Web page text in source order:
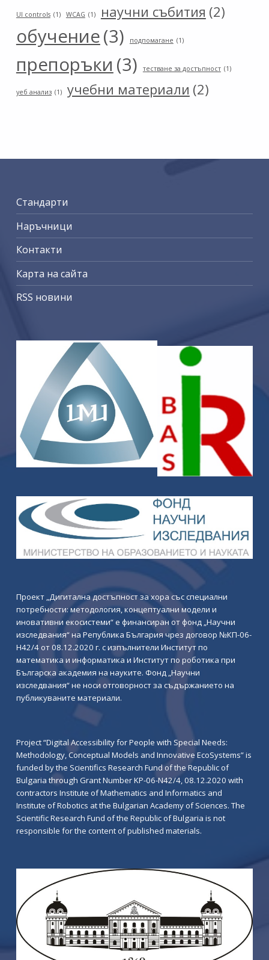
UI controls (1) WCAG (1) научни събития (2)
обучение(3) подпомагане (1)
препоръки (3) тестване за достъпност (1)
уеб анализ (1) учебни материали (2)
Стандарти
Наръчници
Контакти
Карта на сайта
RSS новини
Проект „Дигитална достъпност за хора със специални
потребности: методология, концептуални модели и
иновативни екосистеми“ е финансиран от фонд „Научни
изследвания“ на Република България чрез договор №КП-06-
Н42/4 от 08.12.2020 г. с изпълнители Институт по
математика и информатика и Институт по роботика при
Българска академия на науките. Фонд „Научни
изследвания“ не носи отговорност за съдържанието на
публикуваните материали.
Project “Digital Accessibility for People with Special Needs:
Methodology, Conceptual Models and Innovative EcoSystems” is
funded by the Scientifics Research Fund of the Republic of
Bulgaria through Grant Number KP-06-N42/4, 08.12.2020 with
contractors Institute of Mathematics and Informatics and
Institute of Robotics at the Bulgarian Academy of Sciences. The
Scientific Research Fund of the Republic of Bulgaria is not
responsible for the content of published materials.